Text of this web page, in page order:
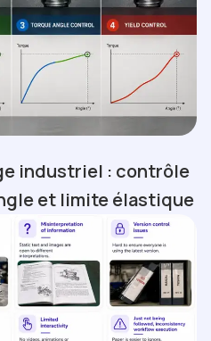
industriel : contrôle
et limite élastique